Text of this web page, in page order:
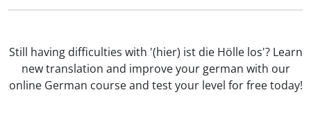
Still having difficulties with '(hier) ist die Hölle los'? Learn
new translation and improve your german with our
online German course and test your level for free today!